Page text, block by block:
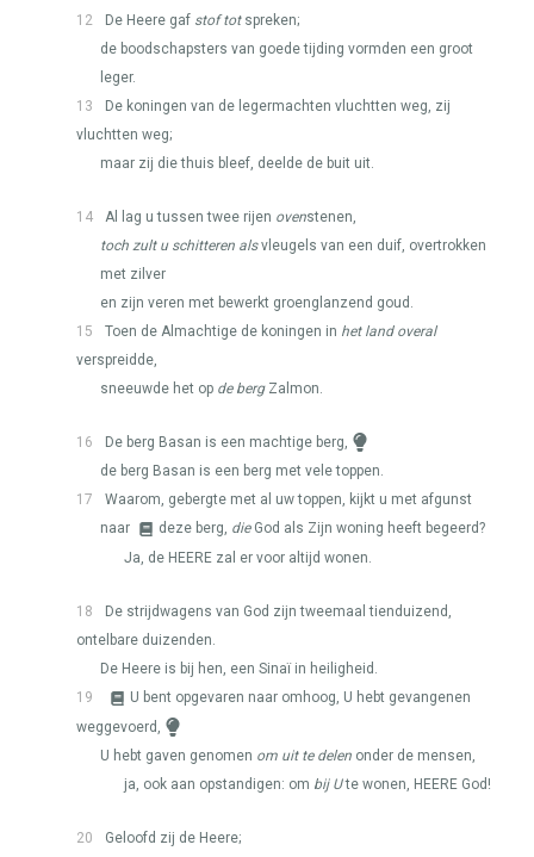
12 De Heere gaf stof totspreken;
de boodschapsters van goede tijding vormden een groot
leger.
13
De koningen van de legermachten vluchtten weg, zij
vluchtten weg;
maar zij die thuis bleef, deelde de buit uit.
14 Al lag u tussen twee rijen ovenstenen,
toch zult u schitteren alsvleugels van een duif, overtrokken
met zilver
en zijn veren met bewerkt groenglanzend goud.
15
Toen de Almachtige de koningen in het land overal
verspreidde,
sneeuwde het op de bergZalmon.
16
De berg Basan is een machtige berg,
de berg Basan is een berg met vele toppen.
17
Waarom, gebergte met al uw toppen, kijkt u met afgunst
naar
deze berg, dieGod als Zijn woning heeft begeerd?
Ja, de HEERE zal er voor altijd wonen.
18
De strijdwagens van God zijn tweemaal tienduizend,
ontelbare duizenden.
De Heere is bij hen, een Sinaï in heiligheid.
19
U bent opgevaren naar omhoog, U hebt gevangenen
weggevoerd,
U hebt gaven genomen om uit te delen onder de mensen,
ja, ook aan opstandigen: om bij Ute wonen, HEERE God!
20
Geloofd zij de Heere;